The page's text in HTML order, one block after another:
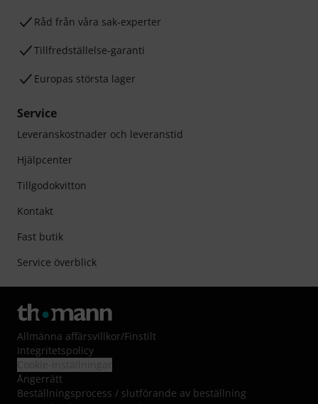
Råd från våra sak-experter
Tillfredställelse-garanti
Europas största lager
Service
Leveranskostnader och leveranstid
Hjälpcenter
Tillgodokvitton
Kontakt
Fast butik
Service överblick
Allmänna affärsvillkor/Finstilt
Integritetspolicy
Ångerrätt
Beställningsprocess / slutförande av beställning